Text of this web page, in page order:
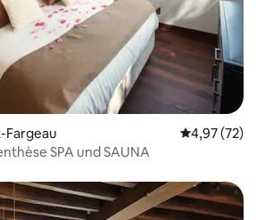
Fargeau
4,97 (72)
SPA und SAUNA